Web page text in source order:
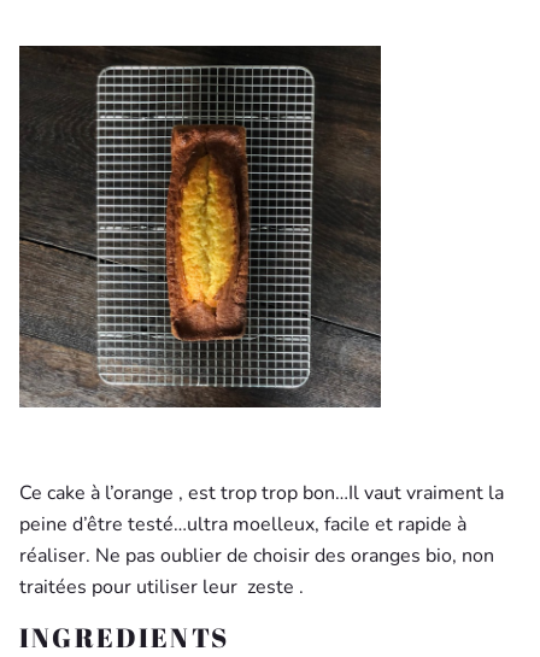
Ce cake à l’orange , est trop trop bon…Il vaut vraiment la
peine d’être testé…ultra moelleux, facile et rapide à
réaliser. Ne pas oublier de choisir des oranges bio, non
traitées pour utiliser leur zeste .
INGREDIENTS